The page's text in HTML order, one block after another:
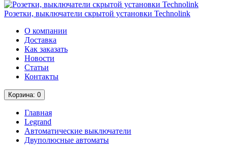
Розетки, выключатели скрытой установки Technolink
О компании
Доставка
Как заказать
Новости
Статьи
Контакты
Корзина: 0
Главная
Legrand
Автоматические выключатели
Двуполюсные автоматы